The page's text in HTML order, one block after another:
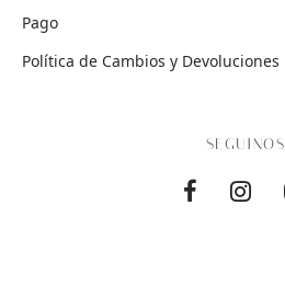
Pago
Política de Cambios y Devoluciones
SEGUINOS